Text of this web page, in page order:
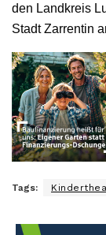
den Landkreis
Stadt Zarrentin
Tags: